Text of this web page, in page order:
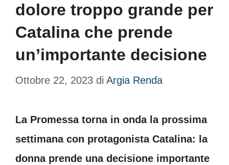
dolore troppo grande per
Catalina che prende
un’importante decisione
Ottobre 22, 2023 di Argia Renda
La Promessa torna in onda la prossima
settimana con protagonista Catalina: la
donna prende una decisione importante